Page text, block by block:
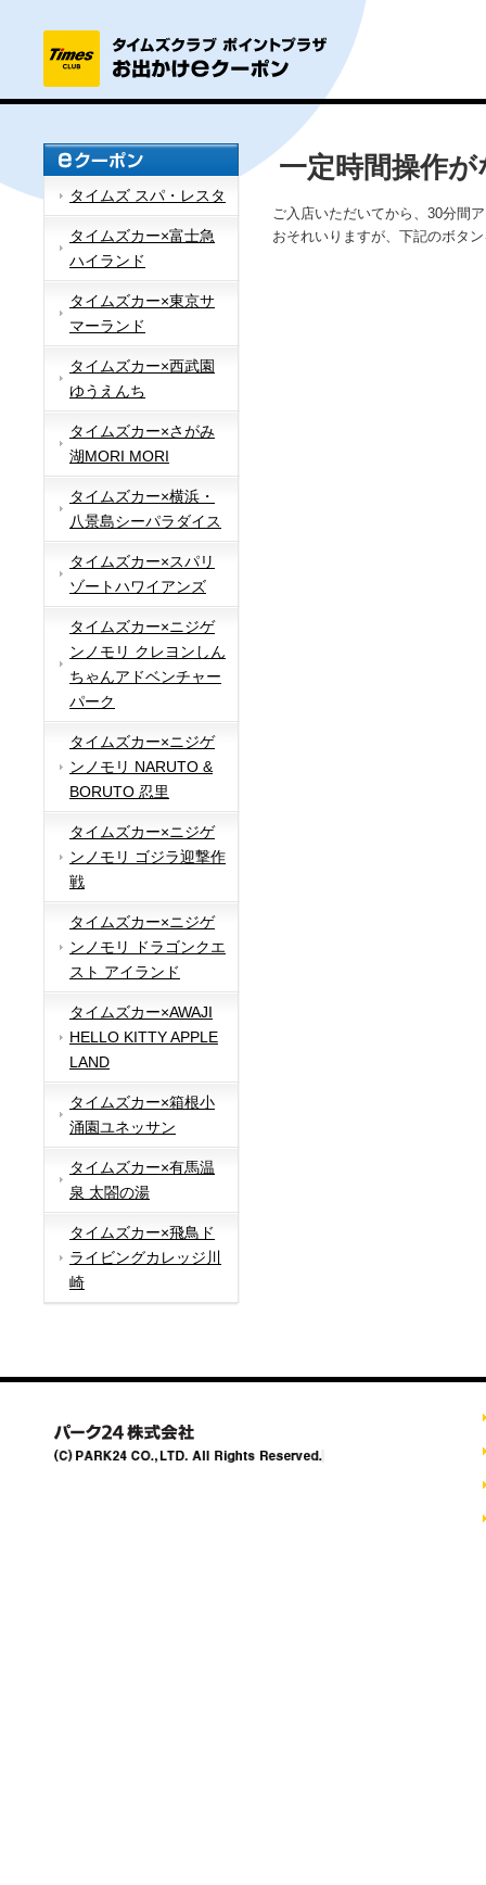
タイムズ スパ・レスタ
タイムズカー×富士急
ハイランド
タイムズカー×東京サ
マーランド
タイムズカー×西武園
ゆうえんち
タイムズカー×さがみ
湖MORI MORI
タイムズカー×横浜・
八景島シーパラダイス
タイムズカー×スパリ
ゾートハワイアンズ
タイムズカー×ニジゲ
ンノモリ クレヨンしん
ちゃんアドベンチャー
パーク
タイムズカー×ニジゲ
ンノモリ NARUTO &
BORUTO 忍里
タイムズカー×ニジゲ
ンノモリ ゴジラ迎撃作
戦
タイムズカー×ニジゲ
ンノモリ ドラゴンクエ
スト アイランド
タイムズカー×AWAJI
HELLO KITTY APPLE
LAND
タイムズカー×箱根小
涌園ユネッサン
タイムズカー×有馬温
泉 太閤の湯
タイムズカー×飛鳥ド
ライビングカレッジ川
崎
一定時間操作
ご入店いただいてから、30分間
おそれいりますが、下記のボタ